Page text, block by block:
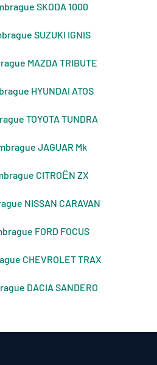
SKODA 1000
SUZUKI IGNIS
MAZDA TRIBUTE
HYUNDAI ATOS
TOYOTA TUNDRA
JAGUAR Mk
CITROЁN ZX
NISSAN CARAVAN
FORD FOCUS
CHEVROLET TRAX
DACIA SANDERO